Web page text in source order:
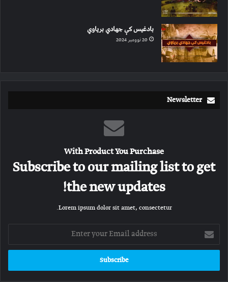
بادغیس کې جهادي بریاوي
20 نوومبر 2024
Newsletter
With Product You Purchase
Subscribe to our mailing list to get
the new updates!
Lorem ipsum dolor sit amet, consectetur.
Enter
your
Email